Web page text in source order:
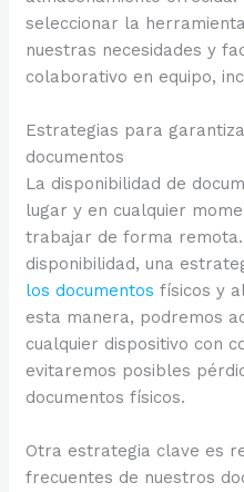
seleccionar la
nuestras necesidades y
colaborativo en equipo,
Estrategias para
documentos
La disponibilidad de
lugar y en cualquier
trabajar de forma
disponibilidad, una
los documentos físicos y
esta manera, podremos
cualquier dispositivo con
evitaremos posibles
documentos físicos.
Otra estrategia clave es
frecuentes de nuestros